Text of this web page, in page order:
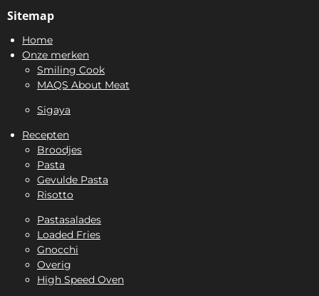
E
L
Sitemap
Home
Onze merken
Smiling Cook
MAQS About Meat
Sigaya
Recepten
Broodjes
Pasta
Gevulde Pasta
Risotto
Pastasalades
Loaded Fries
Gnocchi
Overig
High Speed Oven